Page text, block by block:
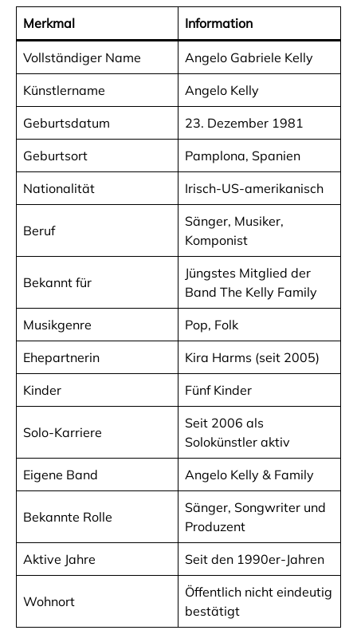
Merkmal Information
Vollständiger Name Angelo Gabriele Kelly
Künstlername Angelo Kelly
Geburtsdatum 23. Dezember 1981
Geburtsort Pamplona, Spanien
Nationalität Irisch-US-amerikanisch
Beruf
Sänger, Musiker,
Komponist
Bekannt für
Jüngstes Mitglied der
Band The Kelly Family
Musikgenre Pop, Folk
Ehepartnerin Kira Harms (seit 2005)
Kinder Fünf Kinder
Solo-Karriere
Seit 2006 als
Solokünstler aktiv
Eigene Band Angelo Kelly & Family
Bekannte Rolle
Sänger, Songwriter und
Produzent
Aktive Jahre Seit den 1990er-Jahren
Wohnort
Öffentlich nicht eindeutig
bestätigt